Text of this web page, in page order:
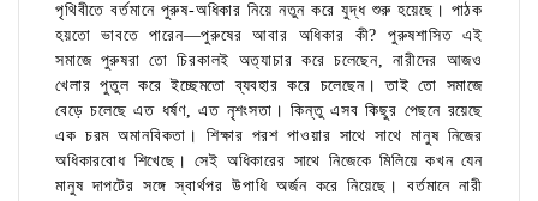
পৃথিবীতে বর্তমানে পুরুষ-অধিকার নিয়ে নতুন করে যুদ্ধ শুরু হয়েছে। পাঠক
হয়তো ভাবতে পারেন—পুরুষের আবার অধিকার কী? পুরুষশাসিত এই
সমাজে পুরুষরা তো চিরকালই অত্যাচার করে চলেছেন, নারীদের আজও
খেলার পুতুল করে ইচ্ছেমতো ব্যবহার করে চলেছেন। তাই তো সমাজে
বেড়ে চলেছে এত ধর্ষণ, এত নৃশংসতা। কিন্তু এসব কিছুর পেছনে রয়েছে
এক চরম অমানবিকতা। শিক্ষার পরশ পাওয়ার সাথে সাথে মানুষ নিজের
অধিকারবোধ শিখেছে। সেই অধিকারের সাথে নিজেকে মিলিয়ে কখন যেন
মানুষ দাপটের সঙ্গে স্বার্থপর উপাধি অর্জন করে নিয়েছে। বর্তমানে নারী